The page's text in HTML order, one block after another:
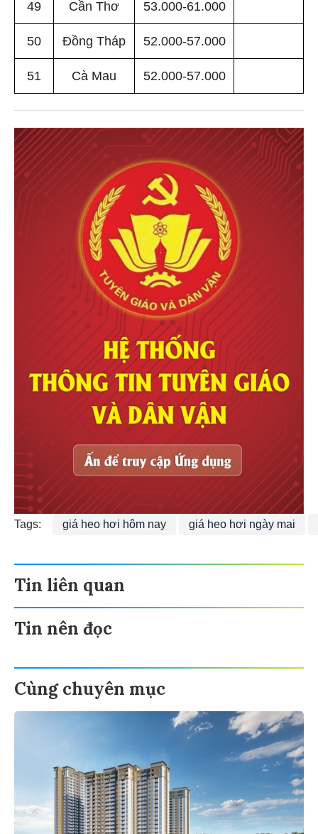
49 Cần Thơ 53.000-61.000
50 Đồng Tháp 52.000-57.000
51 Cà Mau 52.000-57.000
Tags: giá heo hơi hôm nay giá heo hơi ngày mai
Tin liên quan
Tin nên đọc
Cùng chuyên mục